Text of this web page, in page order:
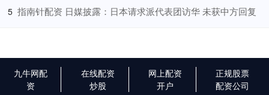
5 ​指南针配资 日媒披露：日本请求派代表团访华 未获中方回复
九牛网配
资
在线配资
炒股
网上配资
开户
正规股票
配资公司